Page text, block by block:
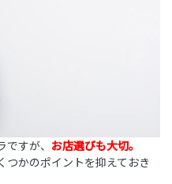
すが、 お店選びも大切。
つかのポイントを抑えておき